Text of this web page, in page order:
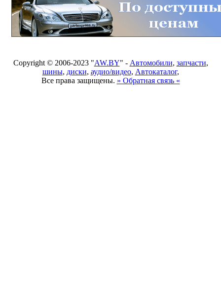
Copyright © 2006-2023 "AW.BY" - Автомобили, запчасти,
шины, диски, аудио/видео, Автокаталог,
Все права защищены. » Обратная связь «